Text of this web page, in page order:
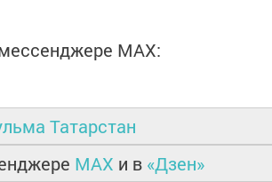
MАХ:
Татарстан
MAX и в «Дзен»